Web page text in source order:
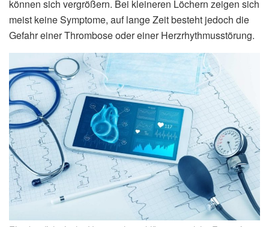
können sich vergrößern. Bei kleineren Löchern zeigen sich
meist keine Symptome, auf lange Zeit besteht jedoch die
Gefahr einer Thrombose oder einer Herzrhythmusstörung.